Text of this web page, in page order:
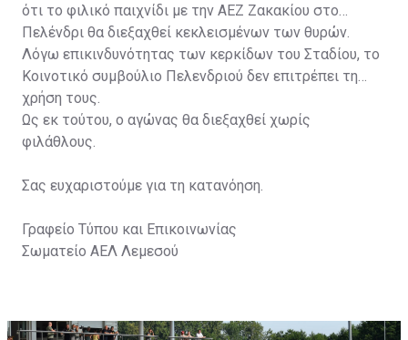
ότι το φιλικό παιχνίδι με την ΑΕΖ Ζακακίου στο
Πελένδρι θα διεξαχθεί κεκλεισμένων των θυρών.
Λόγω επικινδυνότητας των κερκίδων του Σταδίου, το
Κοινοτικό συμβούλιο Πελενδριού δεν επιτρέπει τη
χρήση τους.
Ως εκ τούτου, ο αγώνας θα διεξαχθεί χωρίς
φιλάθλους.
Σας ευχαριστούμε για τη κατανόηση.
Γραφείο Τύπου και Επικοινωνίας
Σωματείο ΑΕΛ Λεμεσού